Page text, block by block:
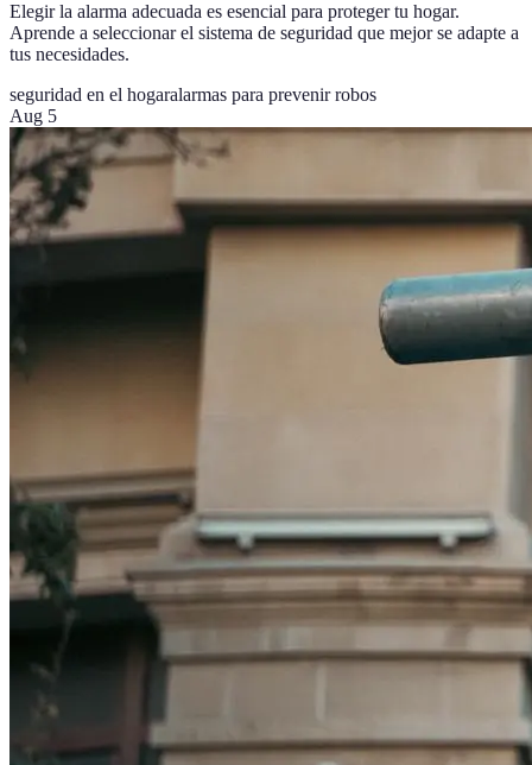
Elegir la alarma adecuada es esencial para proteger tu hogar.
Aprende a seleccionar el sistema de seguridad que mejor se adapte a
tus necesidades.
seguridad en el hogaralarmas para prevenir robos
Aug 5